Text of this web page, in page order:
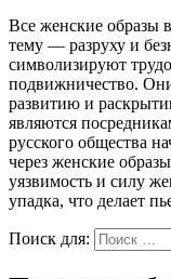
Все женские образы
тему — разруху и
символизируют
подвижничество.
развитию и
являются
русского общества
через женские
уязвимость и силу
упадка, что делает
Поиск для: